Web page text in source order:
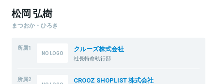
松岡 弘樹
まつおか・ひろき
所属1 クルーズ株式会社
社長特命執行部
所属2 CROOZ SHOPLIST 株式会社